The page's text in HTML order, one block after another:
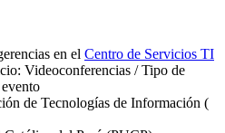
en el Centro de Servicios TI
Videoconferencias / Tipo de
de Tecnologías de Información (